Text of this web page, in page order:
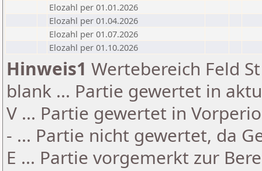
Elozahl per 01.01.2026
Elozahl per 01.04.2026
Elozahl per 01.07.2026
Elozahl per 01.10.2026
Hinweis1 Wertebereich Feld
blank ... Partie gewertet in
V ... Partie gewertet in
- ... Partie nicht gewertet, da
E ... Partie vorgemerkt zur